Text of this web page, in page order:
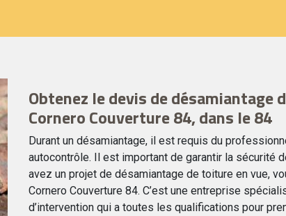
Obtenez le devis de désamiantage
Cornero Couverture 84, dans le 84
Durant un désamiantage, il est requis du
autocontrôle. Il est important de garantir la sécurité
avez un projet de désamiantage de toiture en vue,
Cornero Couverture 84. C’est une entreprise
d’intervention qui a toutes les qualifications pour